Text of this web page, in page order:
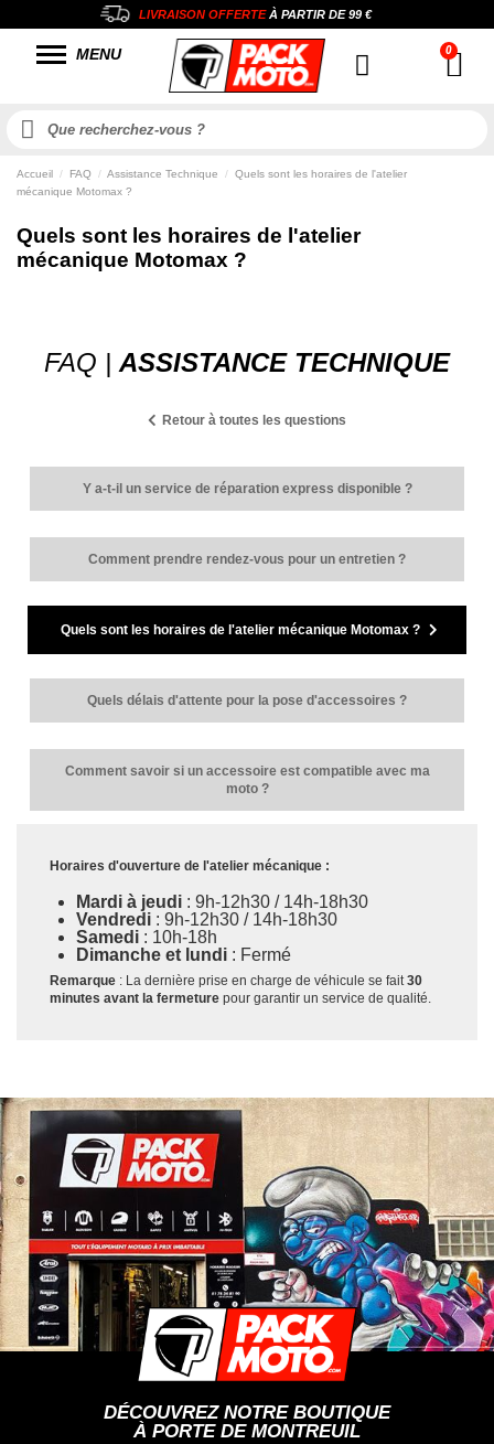
LIVRAISON OFFERTEÀ PARTIR DE99 €
MENU
Accueil FAQ Assistance Technique
Quels sont les horaires de l'atelier
mécanique Motomax ?
Quels sont les horaires de l'atelier
mécanique Motomax ?
FAQ | ASSISTANCE TECHNIQUE
Retour à toutes les questions
Y a-t-il un service de réparation express disponible ?
Comment prendre rendez-vous pour un entretien ?
Quels sont les horaires de l'atelier mécanique Motomax ?
Quels délais d'attente pour la pose d'accessoires ?
Comment savoir si un accessoire est compatible avec ma
moto ?
Horaires d'ouverture de l'atelier mécanique :
Mardi à jeudi : 9h-12h30 / 14h-18h30
Vendredi : 9h-12h30 / 14h-18h30
Samedi : 10h-18h
Dimanche et lundi : Fermé
Remarque : La dernière prise en charge de véhicule se fait30
minutes avant la fermeture pour garantir un service de qualité.
DÉCOUVREZ NOTRE BOUTIQUE
À PORTE DE MONTREUIL